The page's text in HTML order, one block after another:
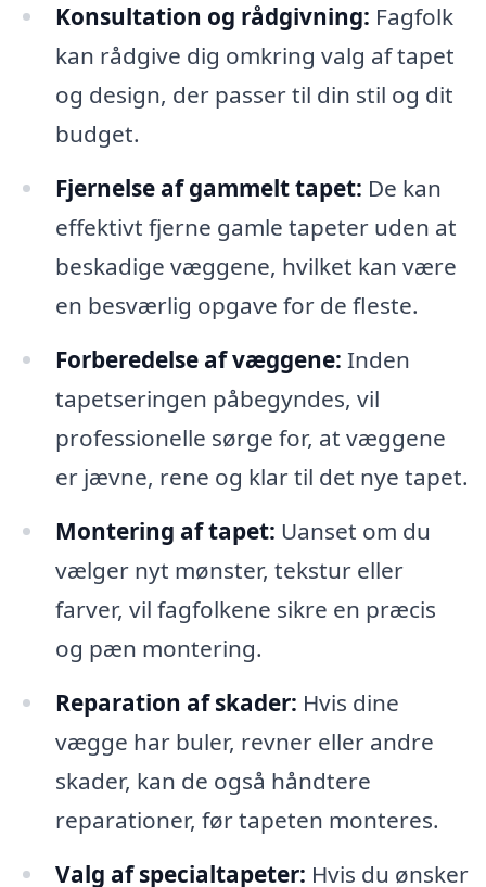
Konsultation og rådgivning: Fagfolk
kan rådgive dig omkring valg af tapet
og design, der passer til din stil og dit
budget.
Fjernelse af gammelt tapet: De kan
effektivt fjerne gamle tapeter uden at
beskadige væggene, hvilket kan være
en besværlig opgave for de fleste.
Forberedelse af væggene: Inden
tapetseringen påbegyndes, vil
professionelle sørge for, at væggene
er jævne, rene og klar til det nye tapet.
Montering af tapet: Uanset om du
vælger nyt mønster, tekstur eller
farver, vil fagfolkene sikre en præcis
og pæn montering.
Reparation af skader: Hvis dine
vægge har buler, revner eller andre
skader, kan de også håndtere
reparationer, før tapeten monteres.
Valg af specialtapeter: Hvis du ønsker